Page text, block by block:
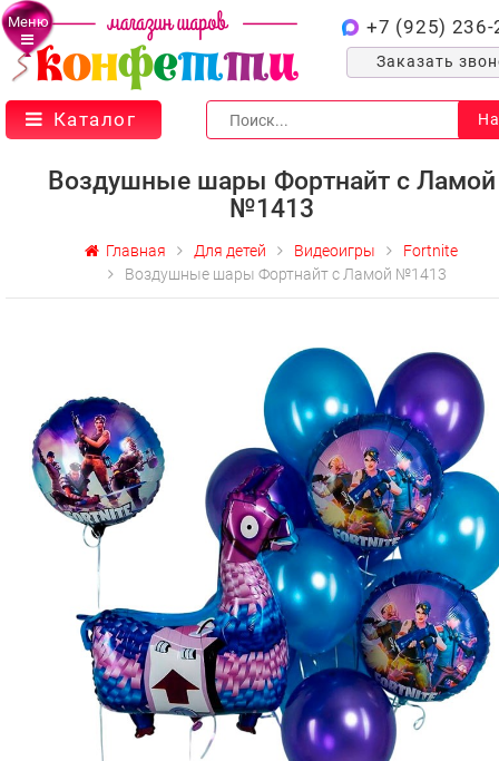
Меню +7 (925) 236-
Заказать
Каталог
Воздушные шары Фортнайт с Ламой
№1413
Главная Для детей Видеоигры
Fortnite
Воздушные шары Фортнайт с Ламой №1413